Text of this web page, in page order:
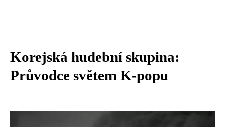
Korejská hudební skupina:
Průvodce světem K-popu